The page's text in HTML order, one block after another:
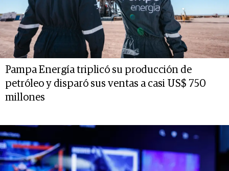
Pampa Energía triplicó su producción de
petróleo y disparó sus ventas a casi US$ 750
millones